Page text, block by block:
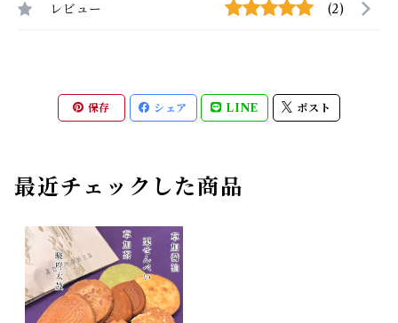
レビュー (2)
保存 シェア LINE ポスト
最近チェックした商品